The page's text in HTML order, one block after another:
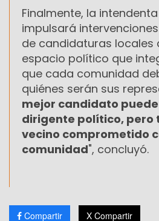
Finalmente, la
impulsará
de candidaturas locales
espacio político que
que cada comunidad
quiénes serán sus
mejor candidato puede
dirigente político, pero
vecino comprometido
comunidad", concluyó.
Compartir X Compartir